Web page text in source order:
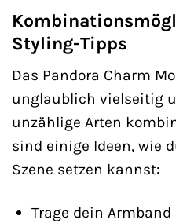
Styling-Tipps
Das Pandora Charm
unglaublich vielseitig
unzählige Arten
sind einige Ideen, wie
Szene setzen kannst:
Trage dein